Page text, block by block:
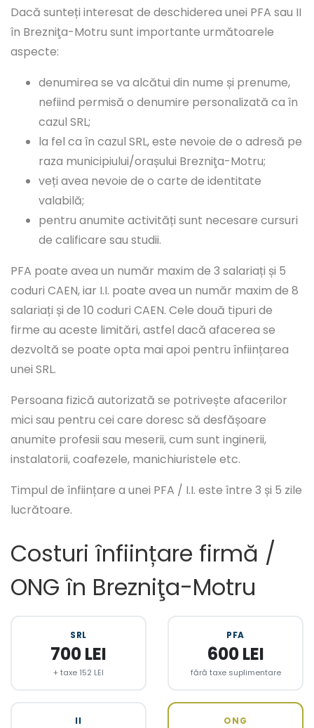
Dacă sunteți interesat de deschiderea unei PFA sau II
în Brezniţa-Motru sunt importante următoarele
aspecte:
denumirea se va alcătui din nume și prenume,
nefiind permisă o denumire personalizată ca în
cazul SRL;
la fel ca în cazul SRL, este nevoie de o adresă pe
raza municipiului/orașului Brezniţa-Motru;
veți avea nevoie de o carte de identitate
valabilă;
pentru anumite activități sunt necesare cursuri
de calificare sau studii.
PFA poate avea un număr maxim de 3 salariați și 5
coduri CAEN, iar I.I. poate avea un număr maxim de 8
salariați și de 10 coduri CAEN. Cele două tipuri de
firme au aceste limitări, astfel dacă afacerea se
dezvoltă se poate opta mai apoi pentru înființarea
unei SRL.
Persoana fizică autorizată se potrivește afacerilor
mici sau pentru cei care doresc să desfășoare
anumite profesii sau meserii, cum sunt inginerii,
instalatorii, coafezele, manichiuristele etc.
Timpul de înființare a unei PFA / I.I. este între 3 și 5 zile
lucrătoare.
Costuri înființare firmă /
ONG în Brezniţa-Motru
SRL
700 LEI
+ taxe 152 LEI
PFA
600 LEI
fără taxe suplimentare
II ONG